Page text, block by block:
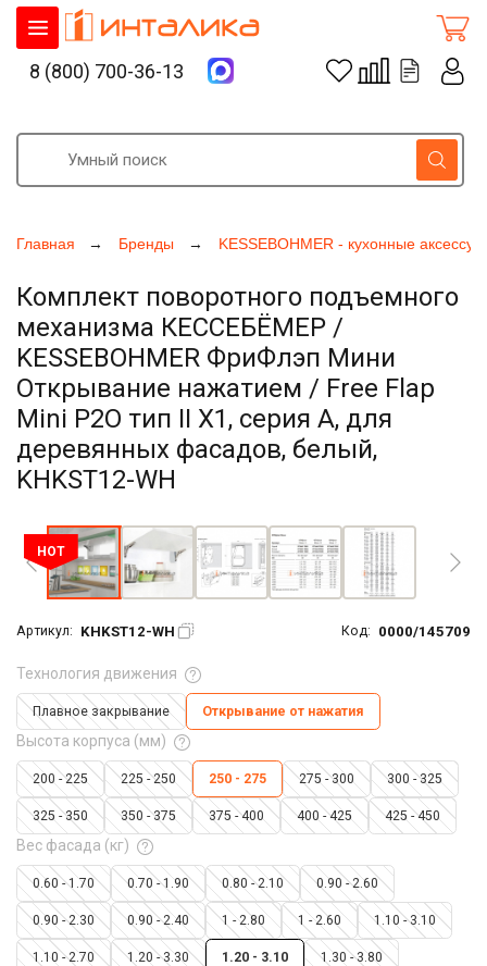
Главная Бренды KESSEBOHMER - кухонные
Комплект поворотного подъемного
механизма КЕССЕБЁМЕР /
KESSEBOHMER ФриФлэп Мини
Открывание нажатием / Free Flap
Mini P2O тип II Х1, серия A, для
деревянных фасадов, белый,
KHKST12-WH
HOT
Артикул: KHKST12-WH Код: 0000/145709
Технология движения
Плавное закрывание Открывание от нажатия
Высота корпуса (мм)
200 - 225 225 - 250 250 - 275 275 - 300 300 - 325
325 - 350 350 - 375 375 - 400 400 - 425 425 - 450
Вес фасада (кг)
0.60 - 1.70 0.70 - 1.90 0.80 - 2.10 0.90 - 2.60
0.90 - 2.30 0.90 - 2.40 1 - 2.80 1 - 2.60 1.10 - 3.10
1.10 - 2.70 1.20 - 3.30 1.20 - 3.10 1.30 - 3.80
8 (800) 700-36-13